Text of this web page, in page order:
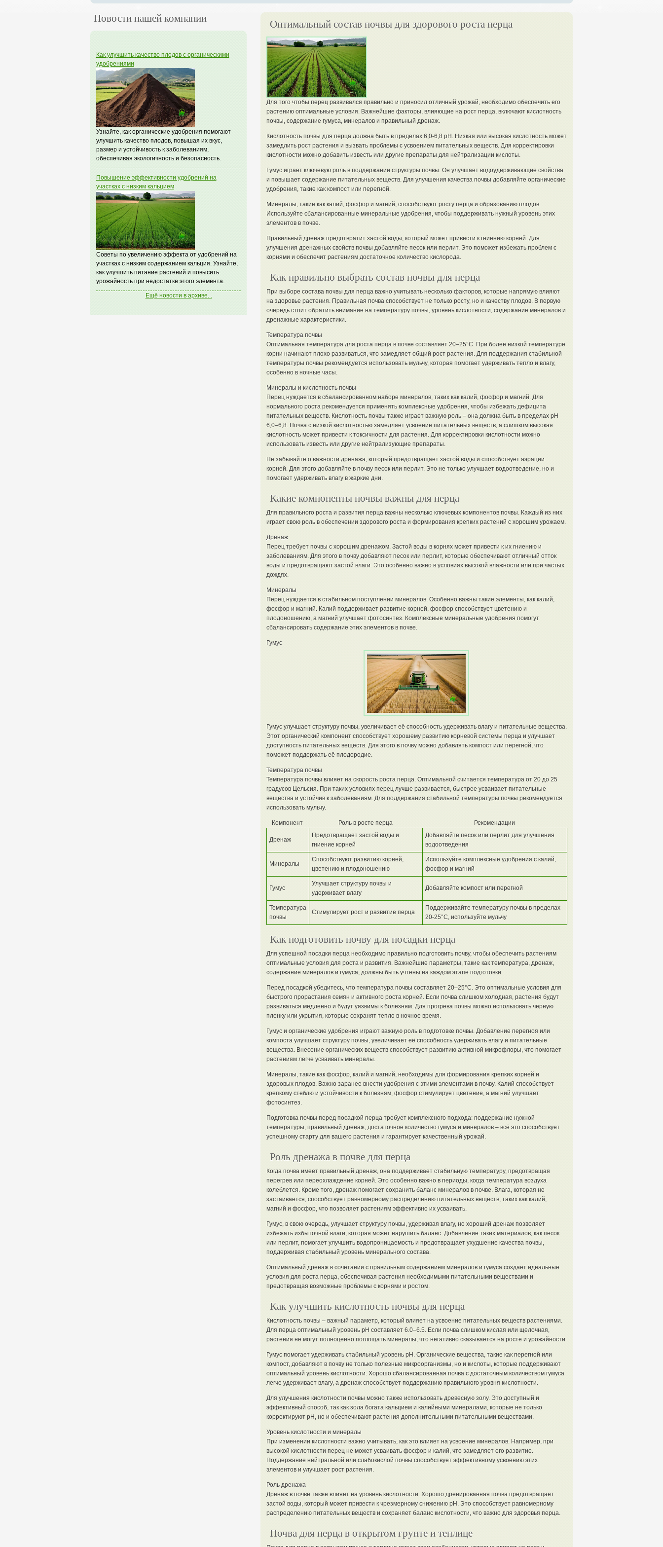
Новости нашей компании
Как улучшить качество плодов с органическими
удобрениями
Узнайте, как органические удобрения помогают
улучшить качество плодов, повышая их вкус,
размер и устойчивость к заболеваниям,
обеспечивая экологичность и безопасность.
Повышение эффективности удобрений на
участках с низким кальцием
Советы по увеличению эффекта от удобрений на
участках с низким содержанием кальция. Узнайте,
как улучшить питание растений и повысить
урожайность при недостатке этого элемента.
Ещё новости в архиве...
Оптимальный состав почвы для здорового роста перца
Для того чтобы перец развивался правильно и приносил отличный урожай, необходимо обеспечить его
растению оптимальные условия. Важнейшие факторы, влияющие на рост перца, включают кислотность
почвы, содержание гумуса, минералов и правильный дренаж.
Кислотность почвы для перца должна быть в пределах 6,0-6,8 pH. Низкая или высокая кислотность может
замедлить рост растения и вызвать проблемы с усвоением питательных веществ. Для корректировки
кислотности можно добавить известь или другие препараты для нейтрализации кислоты.
Гумус играет ключевую роль в поддержании структуры почвы. Он улучшает водоудерживающие свойства
и повышает содержание питательных веществ. Для улучшения качества почвы добавляйте органические
удобрения, такие как компост или перегной.
Минералы, такие как калий, фосфор и магний, способствуют росту перца и образованию плодов.
Используйте сбалансированные минеральные удобрения, чтобы поддерживать нужный уровень этих
элементов в почве.
Правильный дренаж предотвратит застой воды, который может привести к гниению корней. Для
улучшения дренажных свойств почвы добавляйте песок или перлит. Это поможет избежать проблем с
корнями и обеспечит растениям достаточное количество кислорода.
Как правильно выбрать состав почвы для перца
При выборе состава почвы для перца важно учитывать несколько факторов, которые напрямую влияют
на здоровье растения. Правильная почва способствует не только росту, но и качеству плодов. В первую
очередь стоит обратить внимание на температуру почвы, уровень кислотности, содержание минералов и
дренажные характеристики.
Температура почвы
Оптимальная температура для роста перца в почве составляет 20–25°C. При более низкой температуре
корни начинают плохо развиваться, что замедляет общий рост растения. Для поддержания стабильной
температуры почвы рекомендуется использовать мульчу, которая помогает удерживать тепло и влагу,
особенно в ночные часы.
Минералы и кислотность почвы
Перец нуждается в сбалансированном наборе минералов, таких как калий, фосфор и магний. Для
нормального роста рекомендуется применять комплексные удобрения, чтобы избежать дефицита
питательных веществ. Кислотность почвы также играет важную роль – она должна быть в пределах pH
6,0–6,8. Почва с низкой кислотностью замедляет усвоение питательных веществ, а слишком высокая
кислотность может привести к токсичности для растения. Для корректировки кислотности можно
использовать известь или другие нейтрализующие препараты.
Не забывайте о важности дренажа, который предотвращает застой воды и способствует аэрации
корней. Для этого добавляйте в почву песок или перлит. Это не только улучшает водоотведение, но и
помогает удерживать влагу в жаркие дни.
Какие компоненты почвы важны для перца
Для правильного роста и развития перца важны несколько ключевых компонентов почвы. Каждый из них
играет свою роль в обеспечении здорового роста и формирования крепких растений с хорошим урожаем.
Дренаж
Перец требует почвы с хорошим дренажом. Застой воды в корнях может привести к их гниению и
заболеваниям. Для этого в почву добавляют песок или перлит, которые обеспечивают отличный отток
воды и предотвращают застой влаги. Это особенно важно в условиях высокой влажности или при частых
дождях.
Минералы
Перец нуждается в стабильном поступлении минералов. Особенно важны такие элементы, как калий,
фосфор и магний. Калий поддерживает развитие корней, фосфор способствует цветению и
плодоношению, а магний улучшает фотосинтез. Комплексные минеральные удобрения помогут
сбалансировать содержание этих элементов в почве.
Гумус
Гумус улучшает структуру почвы, увеличивает её способность удерживать влагу и питательные вещества.
Этот органический компонент способствует хорошему развитию корневой системы перца и улучшает
доступность питательных веществ. Для этого в почву можно добавлять компост или перегной, что
поможет поддержать её плодородие.
Температура почвы
Температура почвы влияет на скорость роста перца. Оптимальной считается температура от 20 до 25
градусов Цельсия. При таких условиях перец лучше развивается, быстрее усваивает питательные
вещества и устойчив к заболеваниям. Для поддержания стабильной температуры почвы рекомендуется
использовать мульчу.
Компонент Роль в росте перца Рекомендации
Дренаж
Предотвращает застой воды и
гниение корней
Добавляйте песок или перлит для улучшения
водоотведения
Минералы
Способствуют развитию корней,
цветению и плодоношению
Используйте комплексные удобрения с калий,
фосфор и магний
Гумус
Улучшает структуру почвы и
удерживает влагу
Добавляйте компост или перегной
Температура
почвы
Стимулирует рост и развитие перца
Поддерживайте температуру почвы в пределах
20-25°C, используйте мульчу
Как подготовить почву для посадки перца
Для успешной посадки перца необходимо правильно подготовить почву, чтобы обеспечить растениям
оптимальные условия для роста и развития. Важнейшие параметры, такие как температура, дренаж,
содержание минералов и гумуса, должны быть учтены на каждом этапе подготовки.
Перед посадкой убедитесь, что температура почвы составляет 20–25°C. Это оптимальные условия для
быстрого прорастания семян и активного роста корней. Если почва слишком холодная, растения будут
развиваться медленно и будут уязвимы к болезням. Для прогрева почвы можно использовать черную
пленку или укрытия, которые сохранят тепло в ночное время.
Гумус и органические удобрения играют важную роль в подготовке почвы. Добавление перегноя или
компоста улучшает структуру почвы, увеличивает её способность удерживать влагу и питательные
вещества. Внесение органических веществ способствует развитию активной микрофлоры, что помогает
растениям легче усваивать минералы.
Минералы, такие как фосфор, калий и магний, необходимы для формирования крепких корней и
здоровых плодов. Важно заранее внести удобрения с этими элементами в почву. Калий способствует
крепкому стеблю и устойчивости к болезням, фосфор стимулирует цветение, а магний улучшает
фотосинтез.
Подготовка почвы перед посадкой перца требует комплексного подхода: поддержание нужной
температуры, правильный дренаж, достаточное количество гумуса и минералов – всё это способствует
успешному старту для вашего растения и гарантирует качественный урожай.
Роль дренажа в почве для перца
Когда почва имеет правильный дренаж, она поддерживает стабильную температуру, предотвращая
перегрев или переохлаждение корней. Это особенно важно в периоды, когда температура воздуха
колеблется. Кроме того, дренаж помогает сохранить баланс минералов в почве. Влага, которая не
застаивается, способствует равномерному распределению питательных веществ, таких как калий,
магний и фосфор, что позволяет растениям эффективно их усваивать.
Гумус, в свою очередь, улучшает структуру почвы, удерживая влагу, но хороший дренаж позволяет
избежать избыточной влаги, которая может нарушить баланс. Добавление таких материалов, как песок
или перлит, помогает улучшить водопроницаемость и предотвращает ухудшение качества почвы,
поддерживая стабильный уровень минерального состава.
Оптимальный дренаж в сочетании с правильным содержанием минералов и гумуса создаёт идеальные
условия для роста перца, обеспечивая растения необходимыми питательными веществами и
предотвращая возможные проблемы с корнями и ростом.
Как улучшить кислотность почвы для перца
Кислотность почвы – важный параметр, который влияет на усвоение питательных веществ растениями.
Для перца оптимальный уровень pH составляет 6.0–6.5. Если почва слишком кислая или щелочная,
растения не могут полноценно поглощать минералы, что негативно сказывается на росте и урожайности.
Гумус помогает удерживать стабильный уровень pH. Органические вещества, такие как перегной или
компост, добавляют в почву не только полезные микроорганизмы, но и кислоты, которые поддерживают
оптимальный уровень кислотности. Хорошо сбалансированная почва с достаточным количеством гумуса
легче удерживает влагу, а дренаж способствует поддержанию правильного уровня кислотности.
Для улучшения кислотности почвы можно также использовать древесную золу. Это доступный и
эффективный способ, так как зола богата кальцием и калийными минералами, которые не только
корректируют pH, но и обеспечивают растения дополнительными питательными веществами.
Уровень кислотности и минералы
При изменении кислотности важно учитывать, как это влияет на усвоение минералов. Например, при
высокой кислотности перец не может усваивать фосфор и калий, что замедляет его развитие.
Поддержание нейтральной или слабокислой почвы способствует эффективному усвоению этих
элементов и улучшает рост растения.
Роль дренажа
Дренаж в почве также влияет на уровень кислотности. Хорошо дренированная почва предотвращает
застой воды, который может привести к чрезмерному снижению pH. Это способствует равномерному
распределению питательных веществ и сохраняет баланс кислотности, что важно для здоровья перца.
Почва для перца в открытом грунте и теплице